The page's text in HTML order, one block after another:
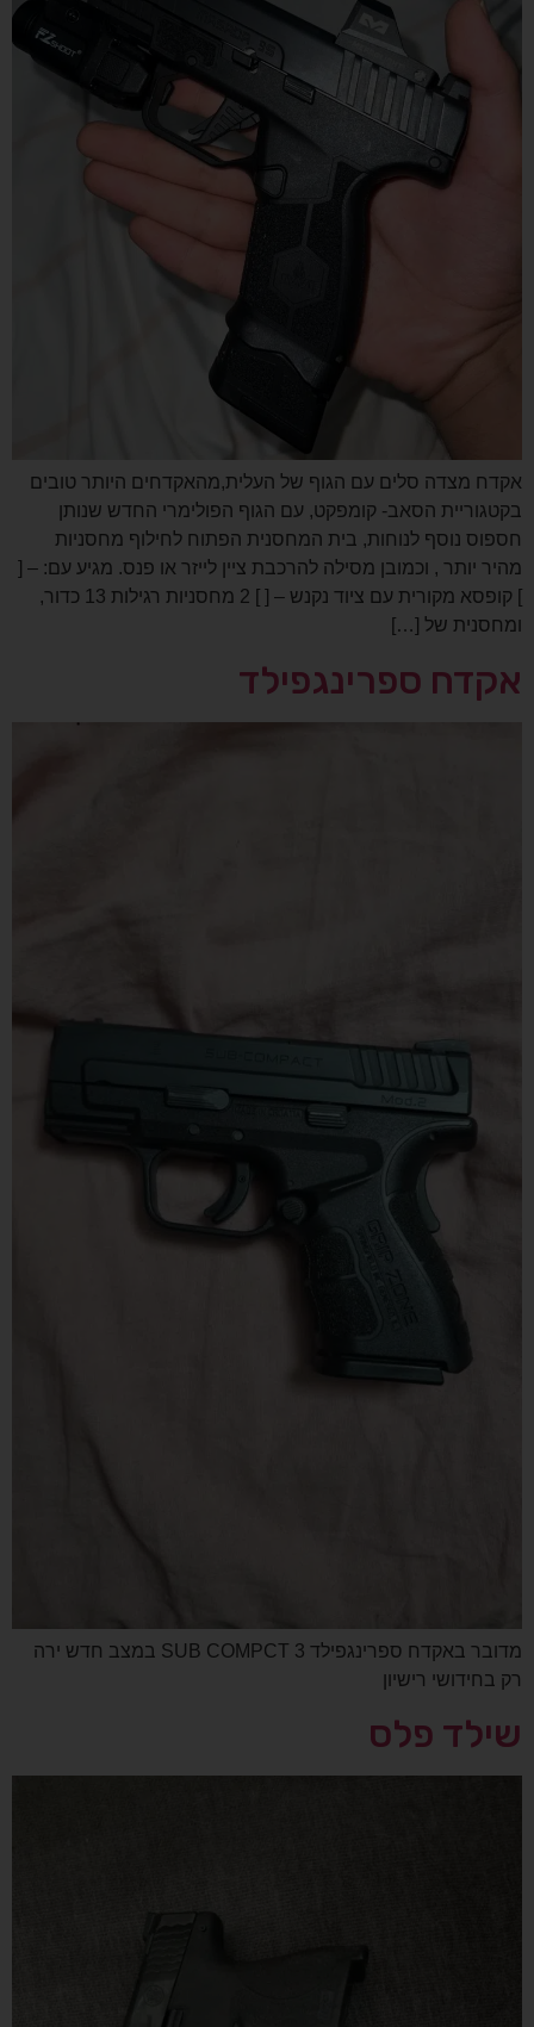
אקדח מצדה סלים עם הגוף של העלית,מהאקדחים היותר טובים
בקטגוריית הסאב- קומפקט, עם הגוף הפולימרי החדש שנותן
חספוס נוסף לנוחות, בית המחסנית הפתוח לחילוף מחסניות
מהיר יותר , וכמובן מסילה להרכבת ציין לייזר או פנס. מגיע עם: – [
] קופסא מקורית עם ציוד נקנש – [ ] 2 מחסניות רגילות 13 כדור,
ומחסנית של […]
אקדח ספרינגפילד
מדובר באקדח ספרינגפילד SUB COMPCT 3 במצב חדש ירה
רק בחידושי רישיון
שילד פלס